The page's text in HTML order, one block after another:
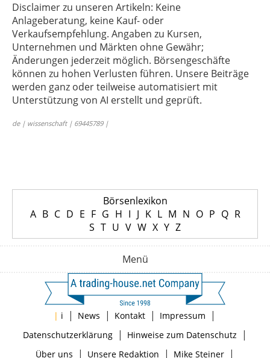
Disclaimer zu unseren Artikeln: Keine
Anlageberatung, keine Kauf- oder
Verkaufsempfehlung. Angaben zu Kursen,
Unternehmen und Märkten ohne Gewähr;
Änderungen jederzeit möglich. Börsengeschäfte
können zu hohen Verlusten führen. Unsere Beiträge
werden ganz oder teilweise automatisiert mit
Unterstützung von AI erstellt und geprüft.
de | wissenschaft | 69445789 |
Börsenlexikon
A B C D E F G H I J K L M N O P Q R
S T U V W X Y Z
Menü
| i | News | Kontakt | Impressum |
Datenschutzerklärung| Hinweise zum Datenschutz |
Über uns | Unsere Redaktion | Mike Steiner|